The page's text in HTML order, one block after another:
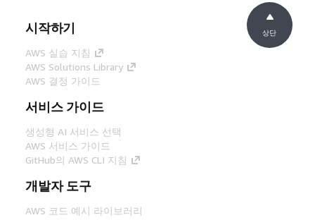
시작하기
AWS 실습 지침
AWS Solutions Library
AWS 결정 가이드
서비스 가이드
생성형 AI 서비스 선택
AWS 서비스 가이드
GitHub의 AWS CLI 지침
개발자 도구
AWS 코드 예시 라이브러리
상단